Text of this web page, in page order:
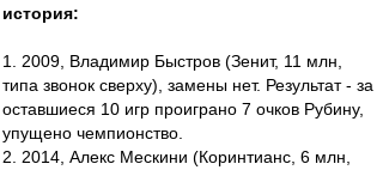
история:
1. 2009, Владимир Быстров (Зенит, 11 млн,
типа звонок сверху), замены нет. Результат - за
оставшиеся 10 игр проиграно 7 очков Рубину,
упущено чемпионство.
2. 2014, Алекс Мескини (Коринтианс, 6 млн,